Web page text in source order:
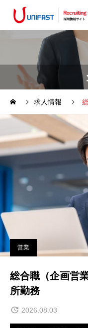
求人情報
営業
総合職（企画営
所勤務
2026.08.03